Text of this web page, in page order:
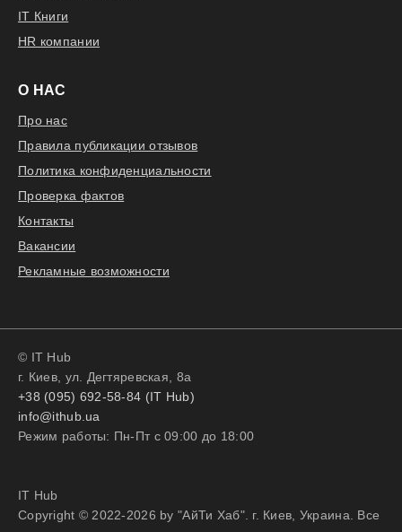
IT Книги
HR компании
О НАС
Про нас
Правила публикации отзывов
Политика конфиденциальности
Проверка фактов
Контакты
Вакансии
Рекламные возможности
© IT Hub
г. Киев, ул. Дегтяревская, 8а
+38 (095) 692-58-84 (IT Hub)
info@ithub.ua
Режим работы: Пн-Пт с 09:00 до 18:00
IT Hub
Copyright © 2022-2026 by "АйТи Хаб". г. Киев, Украина. Все